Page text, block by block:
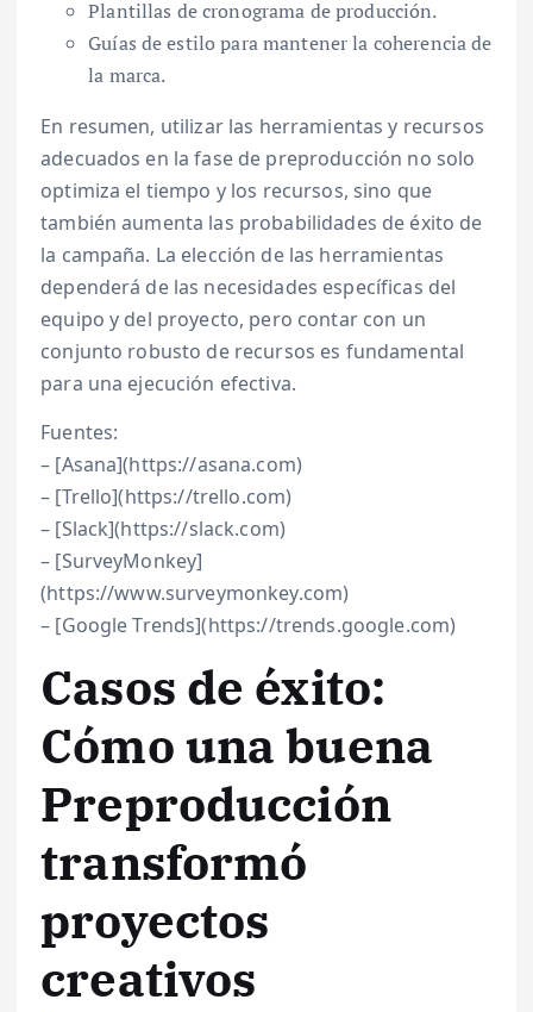
Plantillas de cronograma de producción.
Guías de estilo para mantener la coherencia de
la marca.
En resumen, utilizar las herramientas y recursos
adecuados en la fase de preproducción no solo
optimiza el tiempo y los recursos, sino que
también aumenta las probabilidades de éxito de
la campaña. La elección de las herramientas
dependerá de las necesidades específicas del
equipo y del proyecto, pero contar con un
conjunto robusto de recursos es fundamental
para una ejecución efectiva.
Fuentes:
– [Asana](https://asana.com)
– [Trello](https://trello.com)
– [Slack](https://slack.com)
– [SurveyMonkey]
(https://www.surveymonkey.com)
– [Google Trends](https://trends.google.com)
Casos de éxito:
Cómo una buena
Preproducción
transformó
proyectos
creativos